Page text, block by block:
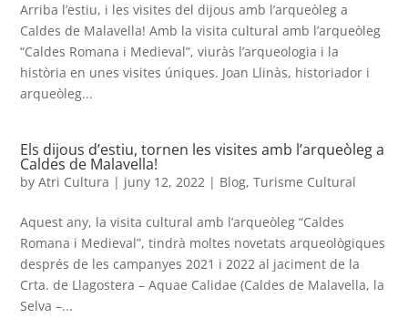
Arriba l’estiu, i les visites del dijous amb l’arqueòleg a
Caldes de Malavella! Amb la visita cultural amb l’arqueòleg
“Caldes Romana i Medieval”, viuràs l’arqueologia i la
història en unes visites úniques. Joan Llinàs, historiador i
arqueòleg...
Els dijous d’estiu, tornen les visites amb l’arqueòleg a
Caldes de Malavella!
byAtri Cultura | juny 12, 2022 | Blog,Turisme Cultural
Aquest any, la visita cultural amb l’arqueòleg “Caldes
Romana i Medieval”, tindrà moltes novetats arqueològiques
després de les campanyes 2021 i 2022 al jaciment de la
Crta. de Llagostera – Aquae Calidae (Caldes de Malavella, la
Selva –...